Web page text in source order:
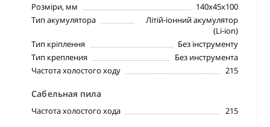
Розміри, мм
140х45х100
Тип акумулятора
Літій-іонний акумулятор
(Li‑ion)
Тип кріплення
Без інструменту
Тип крепления
Без инструмента
Частота холостого ходу
215
Сабельная пила
Частота холостого хода 215